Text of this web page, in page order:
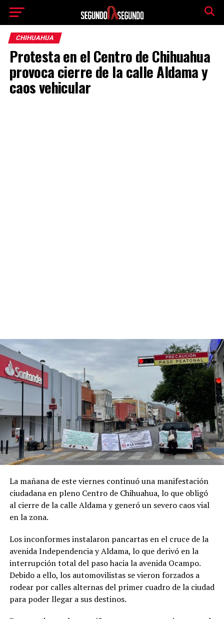
CHIHUAHUA
Protesta en el Centro de Chihuahua
provoca cierre de la calle Aldama y
caos vehicular
La mañana de este viernes continuó una manifestación
ciudadana en pleno Centro de Chihuahua, lo que obligó
al cierre de la calle Aldama y generó un severo caos vial
en la zona.
Los inconformes instalaron pancartas en el cruce de la
avenida Independencia y Aldama, lo que derivó en la
interrupción total del paso hacia la avenida Ocampo.
Debido a ello, los automovilistas se vieron forzados a
rodear por calles alternas del primer cuadro de la ciudad
para poder llegar a sus destinos.